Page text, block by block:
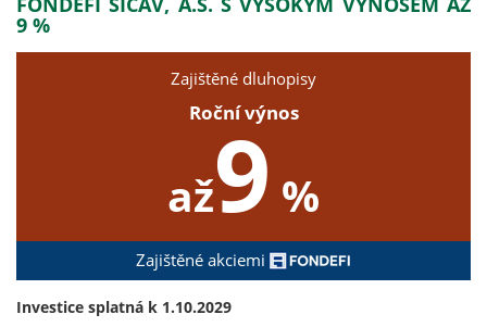
9 %
Zajištěné dluhopisy
Roční výnos
až9 %
Zajištěné akciemi
Investice splatná k 1.10.2029